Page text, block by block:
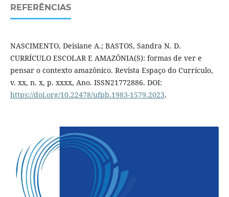
REFERÊNCIAS
NASCIMENTO, Deisiane A.; BASTOS, Sandra N. D.
CURRÍCULO ESCOLAR E AMAZÔNIA(S): formas de ver e
pensar o contexto amazônico. Revista Espaço do Currículo,
v. xx, n. x, p. xx­xx, Ano. ISSN2177­2886. DOI:
https://doi.org/10.22478/ufpb.1983-1579.2023.